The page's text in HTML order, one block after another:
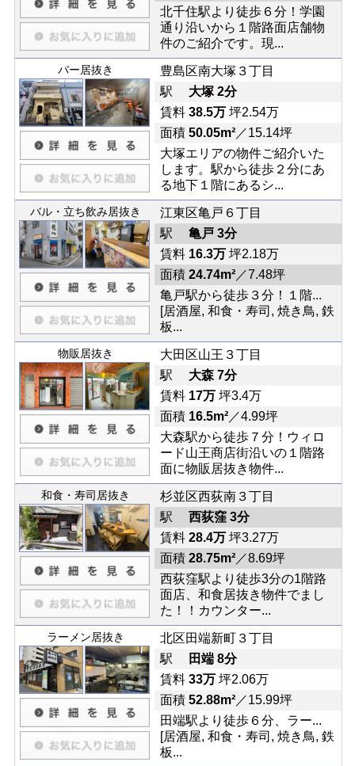
北千住駅より徒歩６分！学園
通り沿いから１階路面店舗物
件のご紹介です。現...
バー居抜き
豊島区南大塚３丁目
駅 大塚 2分
賃料 38.5万坪2.54万
面積 50.05m²／15.14坪
大塚エリアの物件ご紹介いた
します。駅から徒歩２分にあ
る地下１階にあるシ...
バル・立ち飲み居抜き
江東区亀戸６丁目
駅 亀戸 3分
賃料 16.3万坪2.18万
面積 24.74m²／7.48坪
亀戸駅から徒歩３分！１階...
[居酒屋, 和食・寿司, 焼き鳥, 鉄
板...
物販居抜き
大田区山王３丁目
駅 大森 7分
賃料 17万坪3.4万
面積 16.5m²／4.99坪
大森駅から徒歩７分！ウィロ
ード山王商店街沿いの１階路
面に物販居抜き物件...
和食・寿司居抜き
杉並区西荻南３丁目
駅 西荻窪 3分
賃料 28.4万坪3.27万
面積 28.75m²／8.69坪
西荻窪駅より徒歩3分の1階路
面店、和食居抜き物件でまし
た！！カウンター...
ラーメン居抜き
北区田端新町３丁目
駅
田端 8分
賃料 33万坪2.06万
面積 52.88m²／15.99坪
田端駅より徒歩６分、ラー...
[居酒屋, 和食・寿司, 焼き鳥, 鉄
板...